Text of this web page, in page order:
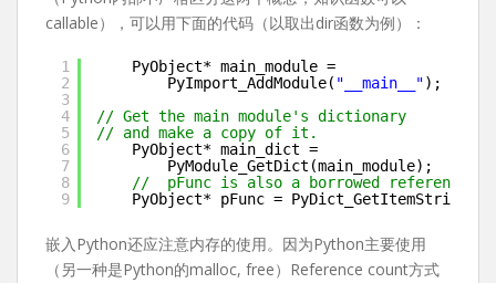
callable），可以用下面的代码（以取出dir函数为例）：
1
2
3
4
5
6
7
8
9
PyObject* main_module =
PyImport_AddModule( "__main__");
// Get
// and
PyObject* main_dict =
PyModule_GetDict(main_module);
//  pFunc is also a borrowed reference
PyObject* pFunc =
嵌入Python还应注意内存的使用。因为Python主要使用
（另一种是Python的malloc, free）Reference count方式